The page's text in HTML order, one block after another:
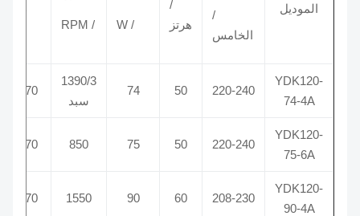
الموديل
الخامس
/ RPM
YDK120-
74-4A
220-240
1390/3
4/370
YDK120-
75-6A
220-240
4/370
YDK120-
90-4A
208-230
4/370